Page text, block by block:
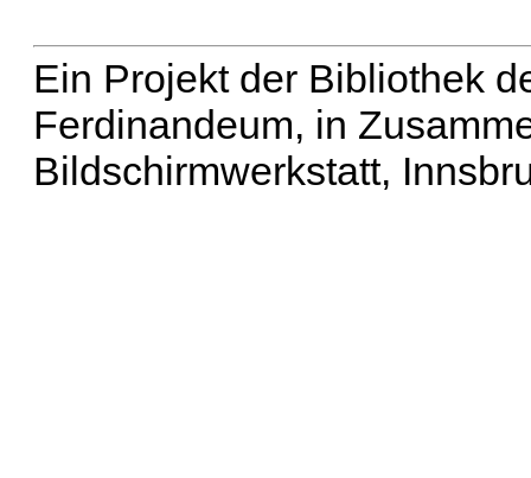
Ein Projekt der Bibliothek
Ferdinandeum, in
Bildschirmwerkstatt,